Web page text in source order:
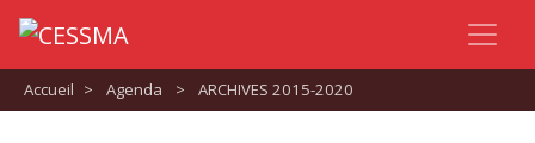
Accueil > Agenda > ARCHIVES 2015-2020